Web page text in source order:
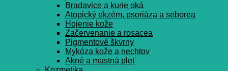
Bradavice a kurie oká
Atopický ekzém, psoriáza a seborea
Hojenie kože
Začervenanie a rosacea
Pigmentové škvrny
Mykóza kože a nechtov
Akné a mastná pleť